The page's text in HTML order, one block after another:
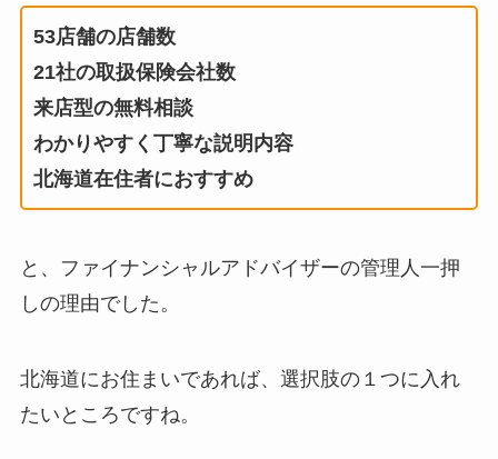
53店舗の店舗数
21社の取扱保険会社数
来店型の無料相談
わかりやすく丁寧な説明内容
北海道在住者におすすめ
と、ファイナンシャルアドバイザーの管理人一押
しの理由でした。
北海道にお住まいであれば、選択肢の１つに入れ
たいところですね。